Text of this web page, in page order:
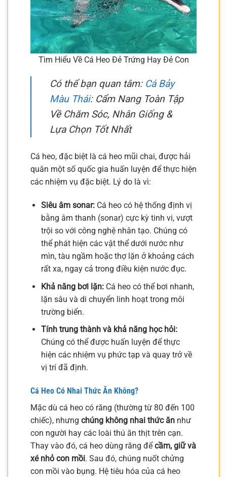
Tìm Hiểu Về Cá Heo Đẻ Trứng Hay Đẻ Con
Có thể bạn quan tâm: Cá Bảy
Màu Thái: Cẩm Nang Toàn Tập
Về Chăm Sóc, Nhân Giống &
Lựa Chọn Tốt Nhất
Cá heo, đặc biệt là cá heo mũi chai, được hải
quân một số quốc gia huấn luyện để thực hiện
các nhiệm vụ đặc biệt. Lý do là vì:
Siêu âm sonar:Cá heo có hệ thống định vị
bằng âm thanh (sonar) cực kỳ tinh vi, vượt
trội so với công nghệ nhân tạo. Chúng có
thể phát hiện các vật thể dưới nước như
mìn, tàu ngầm hoặc thợ lặn ở khoảng cách
rất xa, ngay cả trong điều kiện nước đục.
Khả năng bơi lặn:Cá heo có thể bơi nhanh,
lặn sâu và di chuyển linh hoạt trong môi
trường biển.
Tính trung thành và khả năng học hỏi:
Chúng có thể được huấn luyện để thực
hiện các nhiệm vụ phức tạp và quay trở về
vị trí đã định.
Cá Heo Có Nhai Thức Ăn Không?
Mặc dù cá heo có răng (thường từ 80 đến 100
chiếc), nhưng chúng không nhai thức ăn như
con người hay các loài thú ăn thịt trên cạn.
Thay vào đó, cá heo dùng răng đểcầm, giữ và
xé nhỏ con mồi. Sau đó, chúng nuốt chửng
con mồi vào bụng. Hệ tiêu hóa của cá heo